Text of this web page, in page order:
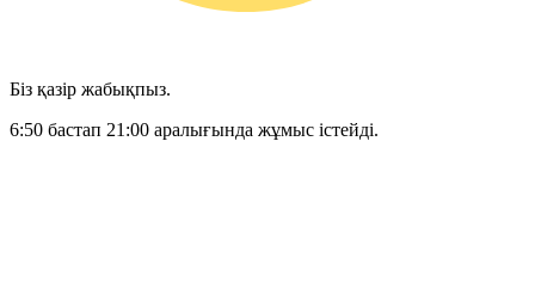
Біз қазір жабықпыз.
6:50 бастап 21:00 аралығында жұмыс істейді.